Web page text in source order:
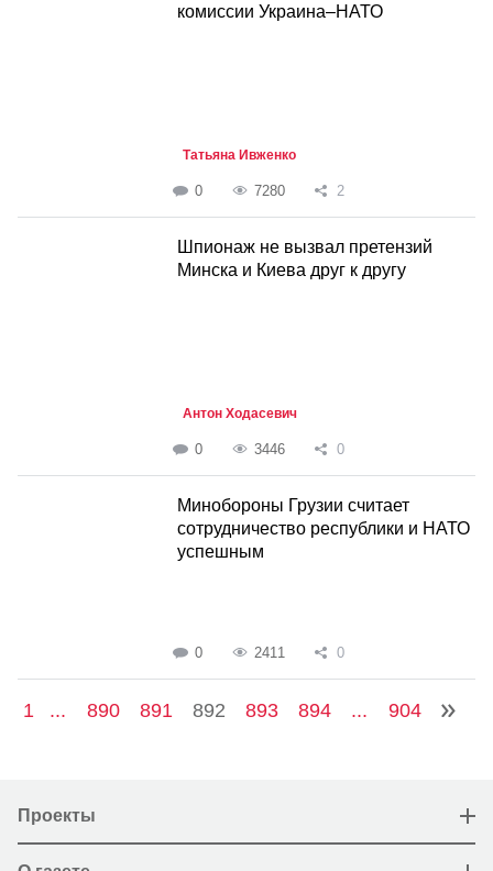
комиссии Украина–НАТО
Татьяна Ивженко
0 7280 2
Шпионаж не вызвал претензий
Минска и Киева друг к другу
Антон Ходасевич
0 3446 0
Минобороны Грузии считает
сотрудничество республики и НАТО
успешным
0 2411 0
1 ... 890 891 892 893 894 ... 904
Проекты